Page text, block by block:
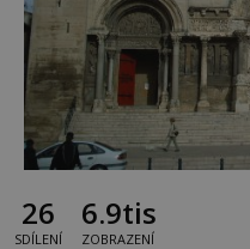
26
SDÍLENÍ
6.9tis
ZOBRAZENÍ